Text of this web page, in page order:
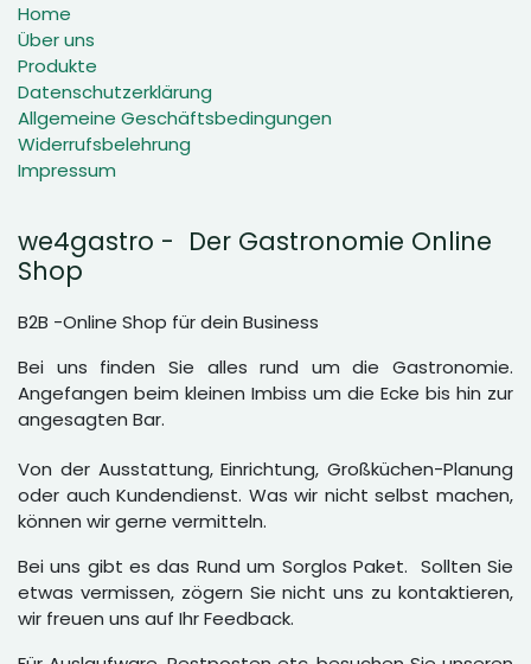
Home
Über uns
Produkte
Datenschutzerklärung
Allgemeine Geschäftsbedingungen
Widerrufsbelehrung
Impressum
we4gastro - Der Gastronomie Online
Shop
B2B -Online Shop für dein Business
Bei uns finden Sie alles rund um die Gastronomie.
Angefangen beim kleinen Imbiss um die Ecke bis hin zur
angesagten Bar.
Von der Ausstattung, Einrichtung, Großküchen-Planung
oder auch Kundendienst. Was wir nicht selbst machen,
können wir gerne vermitteln.
Bei uns gibt es das Rund um Sorglos Paket. Sollten Sie
etwas vermissen, zögern Sie nicht uns zu kontaktieren,
wir freuen uns auf Ihr Feedback.